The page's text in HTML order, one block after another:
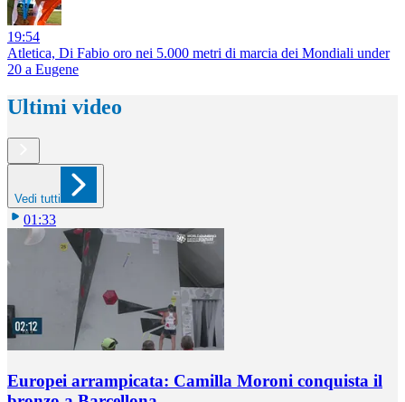
19:54
Atletica, Di Fabio oro nei 5.000 metri di marcia dei Mondiali under
20 a Eugene
Ultimi video
Vedi tutti
01:33
Europei arrampicata: Camilla Moroni conquista il